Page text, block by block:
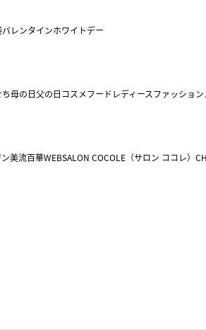
バレンタインホワイトデー
母の日父の日 コスメフードレディースファッション
美流百華WEBSALON COCOLE（サロン ココレ）